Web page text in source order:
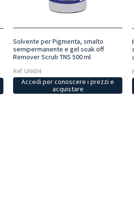
Solvente per Pigmenta, smalto
semipermanente e gel soak off
Remover Scrub TNS 500 ml
Ref: UN604
Accedi per conoscere i prezzi e
acquistare